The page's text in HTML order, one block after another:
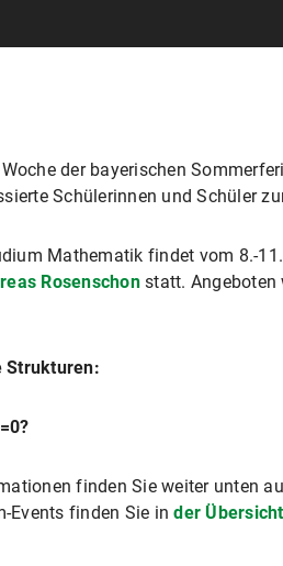
der bayerischen
Schülerinnen und Schüler
Mathematik findet vom 8.-
Rosenschonstatt. Angeboten
Strukturen:
finden Sie weiter unten
Events finden Sie inder